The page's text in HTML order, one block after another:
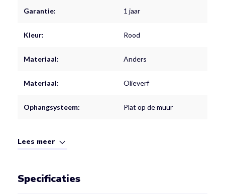
Garantie: 1 jaar
Kleur: Rood
Materiaal: Anders
Materiaal: Olieverf
Ophangsysteem: Plat op de muur
Lees meer
Specificaties